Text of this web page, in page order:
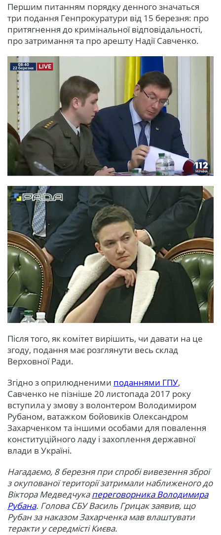
Першим питанням порядку денного значаться
три подання Генпрокуратури від 15 березня: про
притягнення до кримінальної відповідальності,
про затримання та про арешту Надії Савченко.
Після того, як комітет вирішить, чи давати на це
згоду, подання має розглянути весь склад
Верховної Ради.
Згідно з оприлюдненими поданнями ГПУ,
Савченко не пізніше 20 листопада 2017 року
вступила у змову з волонтером Володимиром
Рубаном, ватажком бойовиків Олександром
Захарченком та іншими особами для повалення
конституційного ладу і захоплення державної
влади в Україні.
Нагадаємо, 8 березня при спробі вивезення зброї
з окупованої території затримали наближеного до
Віктора Медведчукапереговорника Володимира
Рубана. Голова СБУ Василь Грицак заявив, що
Рубан за наказом Захарченка мав влаштувати
теракти у середмісті Києва.